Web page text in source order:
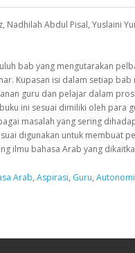
Nadhilah Abdul Pisal, Yuslaini
bab yang mengutarakan
Kupasan isi dalam setiap
guru dan pelajar dalam
ini sesuai dimiliki oleh para
masalah yang sering
digunakan untuk membuat
ilmu bahasa Arab yang
Arab, Aspirasi, Guru, Autonomi